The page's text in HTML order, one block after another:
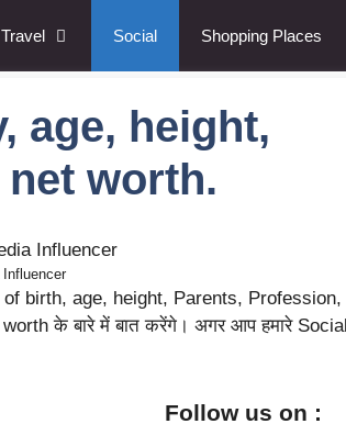
Travel Social Shopping Places
age, height,
worth.
of birth, age, height, Parents, Profession,
के बारे में बात करेंगे। अगर आप हमारे Social
Follow us on :